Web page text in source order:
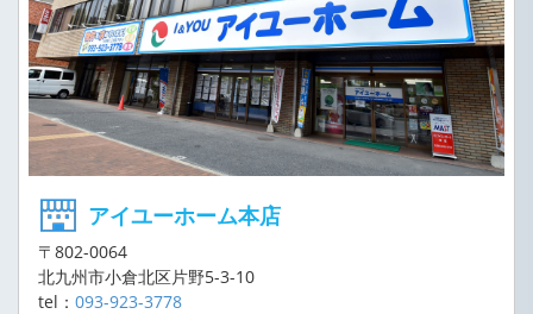
アイユーホーム本店
〒802-0064
北九州市小倉北区片野5-3-10
tel： 093-923-3778